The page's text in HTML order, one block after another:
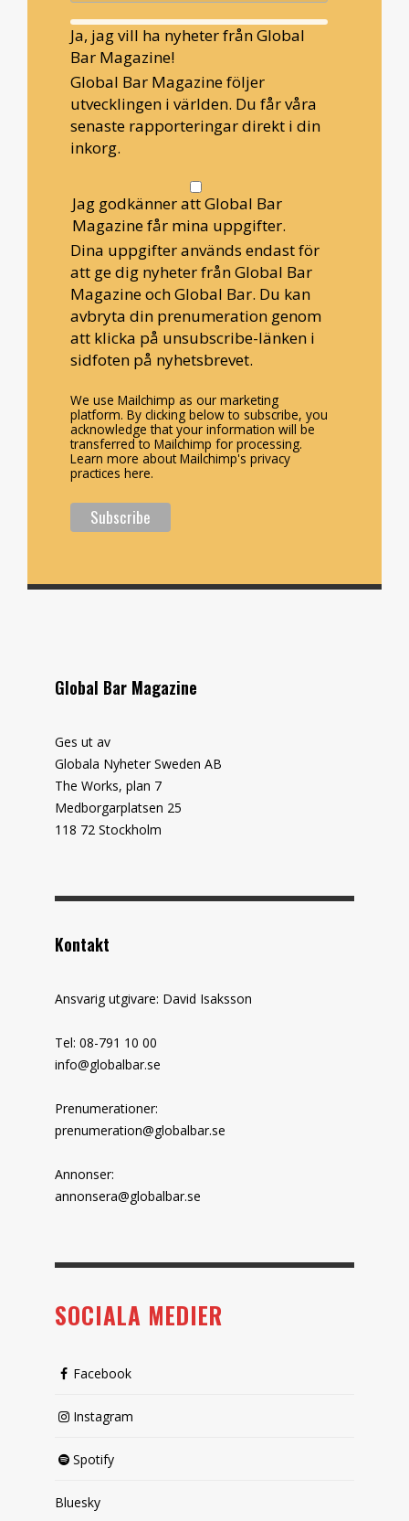
Ja, jag vill ha nyheter från Global
Bar Magazine!
Global Bar Magazine följer
utvecklingen i världen. Du får våra
senaste rapporteringar direkt i din
inkorg.
Jag godkänner att Global Bar
Magazine får mina uppgifter.
Dina uppgifter används endast för
att ge dig nyheter från Global Bar
Magazine och Global Bar. Du kan
avbryta din prenumeration genom
att klicka på unsubscribe-länken i
sidfoten på nyhetsbrevet.
We use Mailchimp as our marketing
platform. By clicking below to subscribe, you
acknowledge that your information will be
transferred to Mailchimp for processing.
Learn more about Mailchimp's privacy
practices here.
Global Bar Magazine
Ges ut av
Globala Nyheter Sweden AB
The Works, plan 7
Medborgarplatsen 25
118 72 Stockholm
Kontakt
Ansvarig utgivare: David Isaksson
Tel: 08-791 10 00
info@globalbar.se
Prenumerationer:
prenumeration@globalbar.se
Annonser:
annonsera@globalbar.se
SOCIALA MEDIER
Facebook
Instagram
Spotify
Bluesky